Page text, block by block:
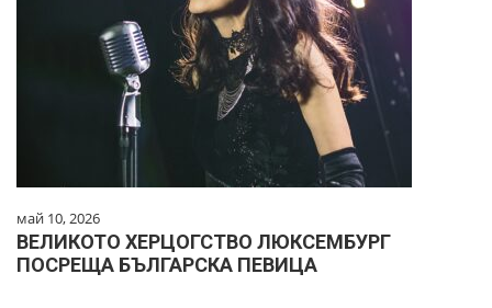
май 10, 2026
ВЕЛИКОТО ХЕРЦОГСТВО ЛЮКСЕМБУРГ
ПОСРЕЩА БЪЛГАРСКА ПЕВИЦА